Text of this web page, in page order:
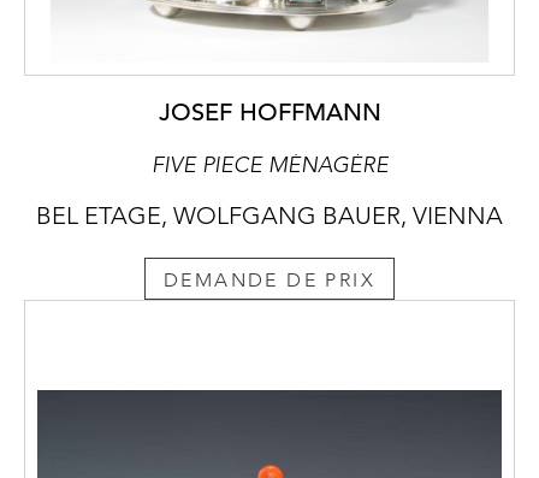
JOSEF HOFFMANN
FIVE PIECE MÉNAGÈRE
BEL ETAGE, WOLFGANG BAUER, VIENNA
DEMANDE DE PRIX